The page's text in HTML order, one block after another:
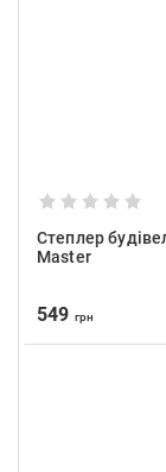
Степлер
Master
549 грн